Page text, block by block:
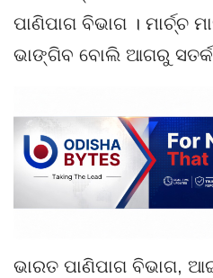
ପାଣିପାଗ ବିଭାଗ । ମାର୍ଚ୍ଚ
ଭାଙ୍ଗିବ ବୋଲି ଆଗରୁ
ଭାରତ ପାଣିପାଗ ବିଭାଗ,